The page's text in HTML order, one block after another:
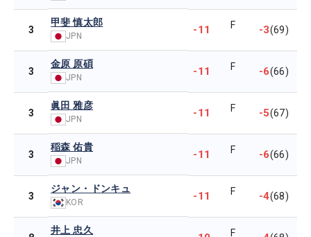
3
甲斐 慎太郎
JPN -11 F -3(69)
3
金原 原碩
JPN -11 F -6(66)
3
眞田 雅彦
JPN -11 F -5(67)
3
稲森 佑貴
JPN -11 F -6(66)
3
ジャン・ドンキュ
KOR -11 F -4(68)
井上 忠久 F